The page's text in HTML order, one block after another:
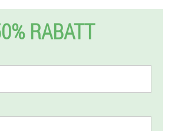
RABATT